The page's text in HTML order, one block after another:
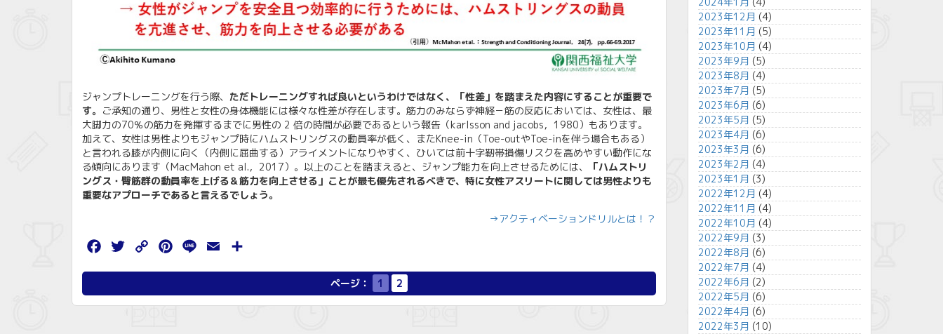
ジャンプトレーニングを行う際、 ただトレーニングすれば良いというわけではなく、「性差」を踏まえた内容にすることが重要で
す。 ご承知の通り、男性と女性の身体機能には様々な性差が存在します。筋力のみならず神経－筋の反応においては、女性は、最
大脚力の70％の筋力を発揮するまでに男性の 2 倍の時間が必要であるという報告（karlsson and jacobs，1980）もあります。
加えて、女性は男性よりもジャンプ時にハムストリングスの動員率が低く、またKnee-in（Toe-outやToe-inを伴う場合もある）
と言われる膝が内側に向く（内側に屈曲する）アライメントになりやすく、ひいては前十字靭帯損傷リスクを高めやすい動作にな
る傾向にあります（MacMahon et al.，2017）。以上のことを踏まえると、ジャンプ能力を向上させるためには、
「ハムストリ
ングス・臀筋群の動員率を上げる＆筋力を向上させる」ことが最も優先されるべきで、特に女性アスリートに関しては男性よりも
重要なアプローチであると言えるでしょう。
→アクティベーションドリルとは！？
FacebookTwitter
Copy
Pinterest
Line Email
ページ： 1 2
2023年12月 (4)
2023年11月 (5)
2023年10月 (4)
2023年9月 (5)
2023年8月 (4)
2023年7月 (5)
2023年6月 (6)
2023年5月 (5)
2023年4月 (6)
2023年3月 (6)
2023年2月 (4)
2023年1月 (3)
2022年12月 (4)
2022年11月 (4)
2022年10月 (4)
2022年9月 (3)
2022年8月 (6)
2022年7月 (4)
2022年6月 (2)
2022年5月 (6)
2022年4月 (6)
2022年3月 (10)